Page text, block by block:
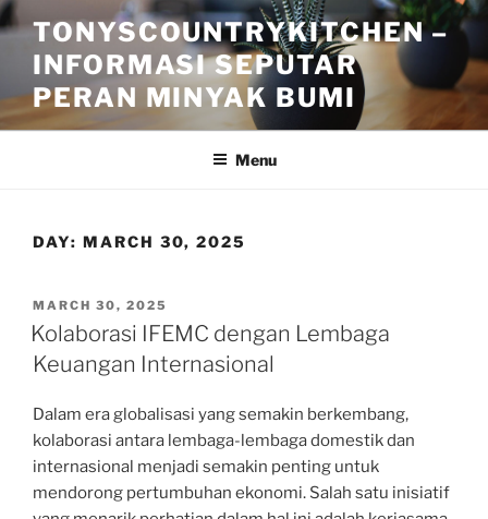
Skip
to
content
TONYSCOUNTRYKITCHEN –
INFORMASI SEPUTAR
PERAN MINYAK BUMI
Menu
DAY: MARCH 30, 2025
POSTED
ON
MARCH 30, 2025
Kolaborasi IFEMC dengan Lembaga
Keuangan Internasional
Dalam era globalisasi yang semakin berkembang,
kolaborasi antara lembaga-lembaga domestik dan
internasional menjadi semakin penting untuk
mendorong pertumbuhan ekonomi. Salah satu inisiatif